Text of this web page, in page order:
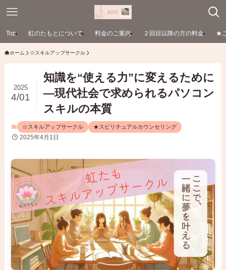
Top 虹のたもとについて 料金のご案内 ２回目以降の方の料金 ★
ホーム ☆スキルアップサークル
知識を“使える力”に変えるために
―現代社会で求められるパソコン
スキルの本質
2025
4/01
☆スキルアップサークル ★スピリチュアルカウンセリング
2025年4月1日